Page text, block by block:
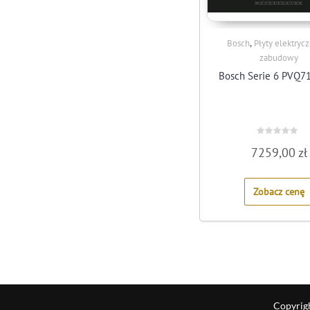
Bosch, Płyty
zabudowy
Bosch Serie 6
0
out
5
7259,00 zł
Zobacz cenę